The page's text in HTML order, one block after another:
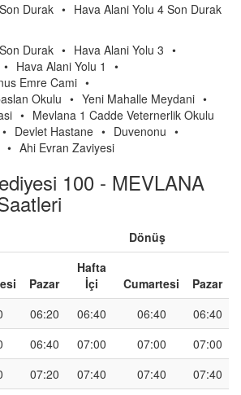
Durak • Hava Alani Yolu 4 Son Durak
Durak • Hava Alani Yolu 3 •
• Hava Alani Yolu 1
•
Emre Cami •
Okulu • Yeni Mahalle Meydani •
• Mevlana 1 Cadde Veternerlik Okulu
• Devlet Hastane • Duvenonu •
• Ahi Evran Zaviyesi
100 - MEVLANA
Dönüş
Pazar
Hafta
İçi
Cumartesi
Pazar
06:20 06:40 06:40
06:40
06:40 07:00 07:00
07:00
07:20 07:40 07:40
07:40